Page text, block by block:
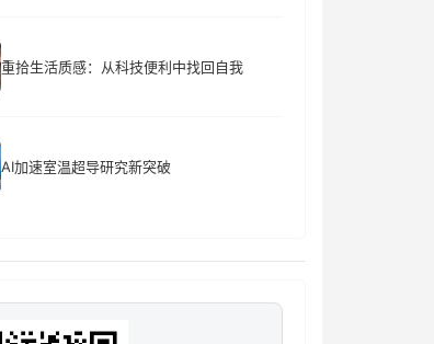
重拾生活质感：从科技便利中找回自我
AI加速室温超导研究新突破